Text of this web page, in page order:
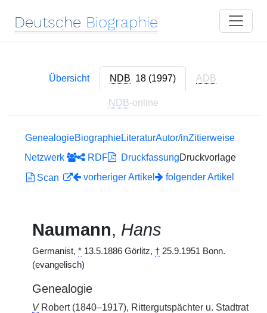
Deutsche Biographie
Übersicht NDB 18 (1997) ADB
NDB-online
GenealogieBiographieLiteraturAutor/inZitierweise
Netzwerk
RDF DruckfassungDruckvorlage
Scan
vorheriger Artikel folgender Artikel
Naumann, Hans
Germanist, * 13.5.1886 Görlitz, † 25.9.1951 Bonn.
(evangelisch)
Genealogie
VRobert (1840–1917), Rittergutspächter u. Stadtrat